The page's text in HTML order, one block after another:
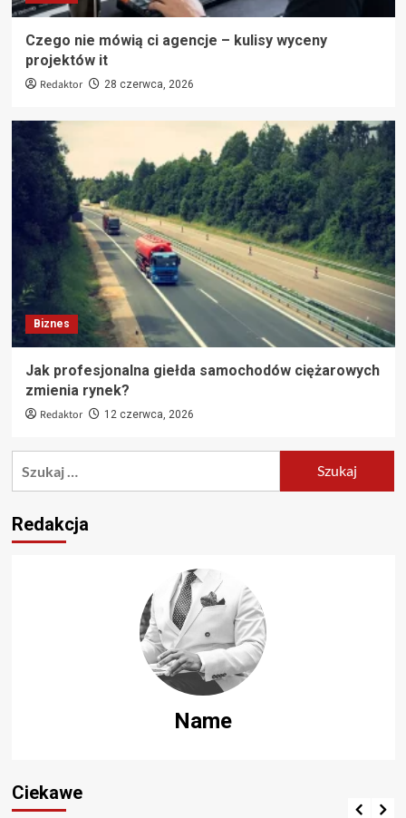
Czego nie mówią ci agencje – kulisy wyceny
projektów it
Redaktor 28 czerwca, 2026
Biznes
Jak profesjonalna giełda samochodów ciężarowych
zmienia rynek?
Redaktor 12 czerwca, 2026
Redakcja
Name
Ciekawe